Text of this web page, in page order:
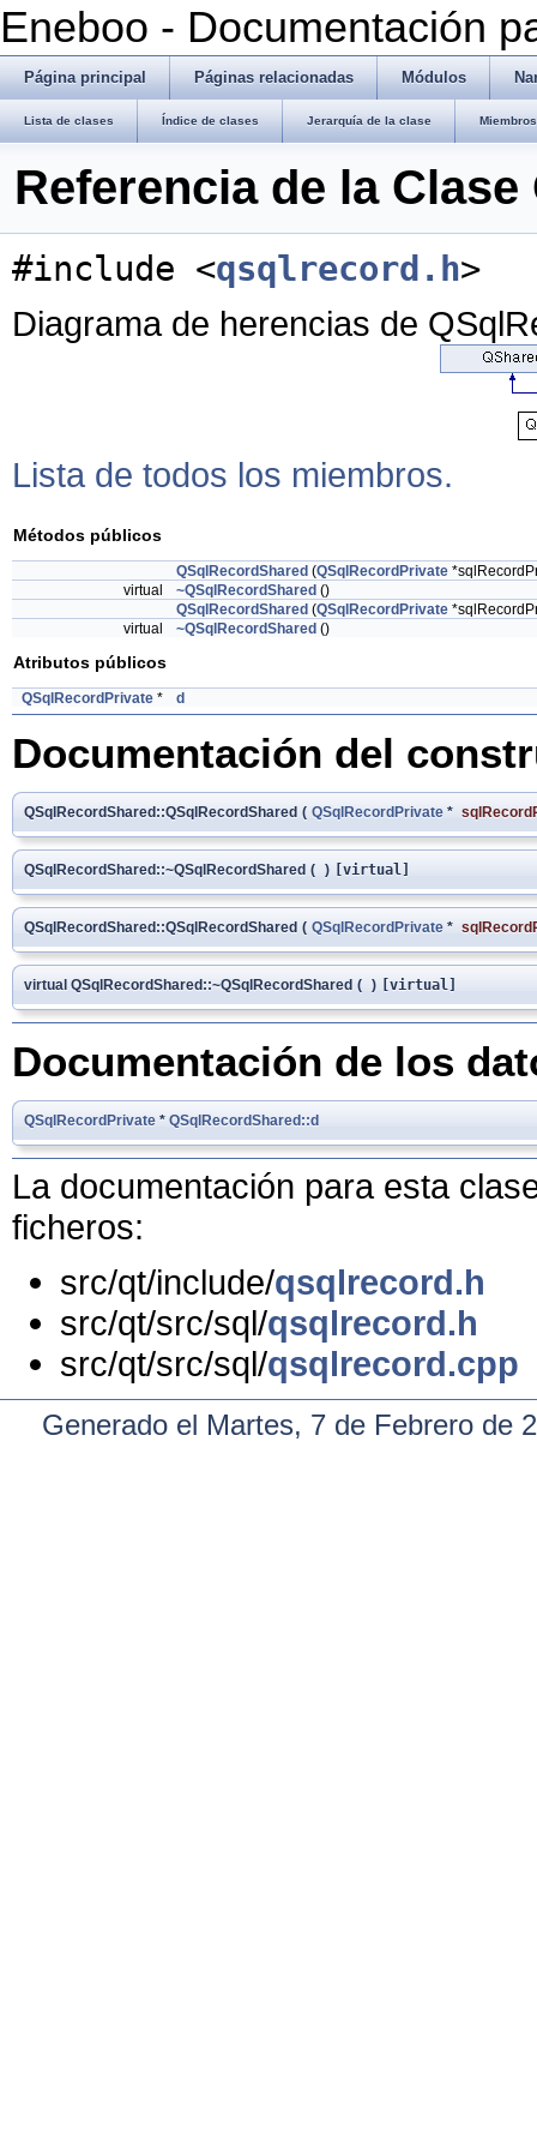
Eneboo - Documentación
Página principal Páginas relacionadas Módulos
Lista de clases Índice de clases Jerarquía de la clase
Referencia de la
#include <qsqlrecord.h>
Diagrama de herencias de
Lista de todos los miembros.
Métodos públicos
QSqlRecordShared (QSqlRecordPrivate
virtual
~QSqlRecordShared ()
QSqlRecordShared (QSqlRecordPrivate
virtual
~QSqlRecordShared ()
Atributos públicos
QSqlRecordPrivate * d
Documentación del
QSqlRecordShared::QSqlRecordShared ( QSqlRecordPrivate *
QSqlRecordShared::~QSqlRecordShared ( ) [virtual]
QSqlRecordShared::QSqlRecordShared ( QSqlRecordPrivate *
virtual QSqlRecordShared::~QSqlRecordShared ( ) [virtual]
Documentación de los
QSqlRecordPrivate * QSqlRecordShared::d
La documentación para esta
ficheros:
src/qt/include/qsqlrecord.h
src/qt/src/sql/qsqlrecord.h
src/qt/src/sql/qsqlrecord.cpp
Generado el Martes, 7 de Febrero de